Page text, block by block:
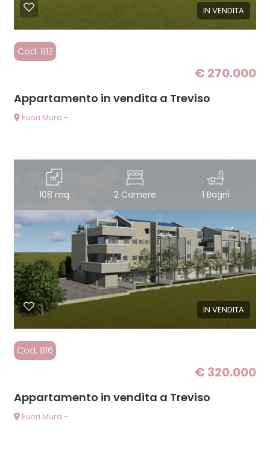
IN VENDITA
Cod. 812
€ 270.000
Appartamento in vendita a Treviso
Fuori Mura -
108 mq 2 Camere 1 Bagni
IN VENDITA
Cod. 816
€ 320.000
Appartamento in vendita a Treviso
Fuori Mura -